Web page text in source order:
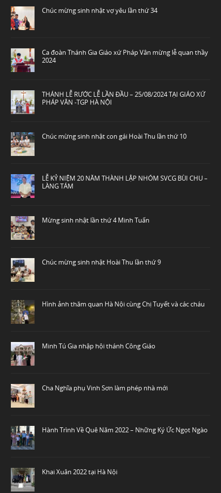
Chúc mừng sinh nhật vợ yêu lần thứ 34
Ca đoàn Thánh Gia Giáo xứ Pháp Vân mừng lễ quan thầy
2024
THÁNH LỄ RƯỚC LỄ LẦN ĐẦU – 25/08/2024 TẠI GIÁO XỨ
PHÁP VÂN -TGP HÀ NỘI
Chúc mừng sinh nhật con gái Hoài Thu lần thứ 10
LỄ KỶ NIỆM 20 NĂM THÀNH LẬP NHÓM SVCG BÙI CHU –
LÀNG TÁM
Mừng sinh nhật lần thứ 4 Minh Tuấn
Chúc mừng sinh nhật Hoài Thu lần thứ 9
Hình ảnh thăm quan Hà Nội cùng Chị Tuyết và các cháu
Minh Tú Gia nhập hội thánh Công Giáo
Cha Nghĩa phụ Vinh Sơn làm phép nhà mới
Hành Trình Về Quê Năm 2022 – Những Ký Ức Ngọt Ngào
Khai Xuân 2022 tại Hà Nội